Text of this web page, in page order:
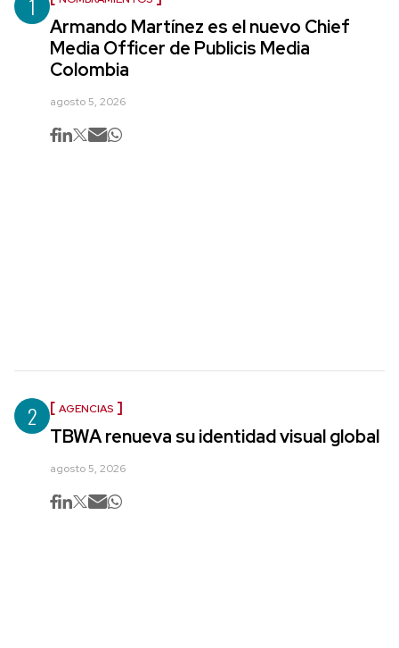
1
Armando Martínez es el nuevo Chief
Media Officer de Publicis Media
Colombia
agosto 5, 2026
2 AGENCIAS
TBWA renueva su identidad visual global
agosto 5, 2026